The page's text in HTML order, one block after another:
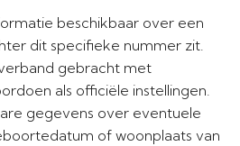
beschikbaar over een
dit specifieke nummer zit.
gebracht met
als officiële instellingen.
gegevens over eventuele
of woonplaats van